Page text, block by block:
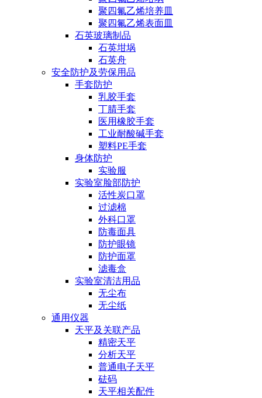
聚四氟乙烯培养皿
聚四氟乙烯表面皿
石英玻璃制品
石英坩埚
石英舟
安全防护及劳保用品
手套防护
乳胶手套
丁腈手套
医用橡胶手套
工业耐酸碱手套
塑料PE手套
身体防护
实验服
实验室脸部防护
活性炭口罩
过滤棉
外科口罩
防毒面具
防护眼镜
防护面罩
滤毒盒
实验室清洁用品
无尘布
无尘纸
通用仪器
天平及关联产品
精密天平
分析天平
普通电子天平
砝码
天平相关配件